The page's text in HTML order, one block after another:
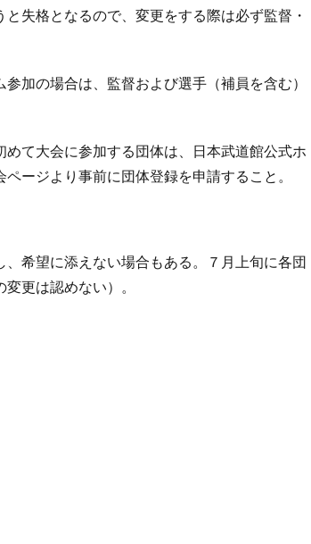
失格となるので、変更をする際は必ず監督・
加の場合は、監督および選手（補員を含む）
て大会に参加する団体は、日本武道館公式ホ
ージより事前に団体登録を申請すること。
希望に添えない場合もある。７月上旬に各団
更は認めない）。